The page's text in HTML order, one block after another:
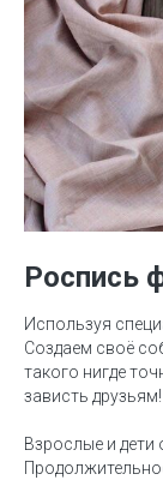
Роспись
Используя
Создаем своё
такого нигде
зависть друзьям!
Взрослые и дети